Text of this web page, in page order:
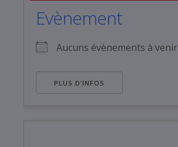
Evènement
Aucuns évènements à venir
PLUS D’INFOS